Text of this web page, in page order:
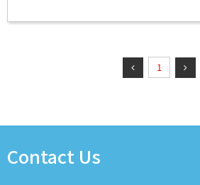
1
Contact Us